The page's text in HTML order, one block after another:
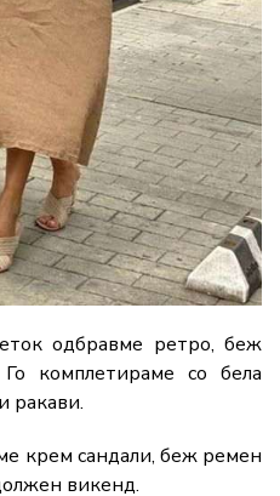
одбравме ретро, беж
комплетираме со бела
ракави.
крем сандали, беж ремен
викенд.